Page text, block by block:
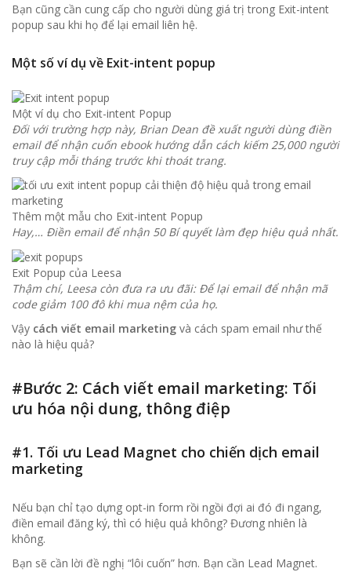
Bạn cũng cần cung cấp cho người dùng giá trị trong Exit-intent
popup sau khi họ để lại email liên hệ.
Một số ví dụ về Exit-intent popup
Một ví dụ cho Exit-intent Popup
Đối với trường hợp này, Brian Dean đề xuất người dùng điền
email để nhận cuốn ebook hướng dẫn cách kiếm 25,000 người
truy cập mỗi tháng trước khi thoát trang.
Thêm một mẫu cho Exit-intent Popup
Hay,… Điền email để nhận 50 Bí quyết làm đẹp hiệu quả nhất.
Exit Popup của Leesa
Thậm chí, Leesa còn đưa ra ưu đãi: Để lại email để nhận mã
code giảm 100 đô khi mua nệm của họ.
Vậy cách viết email marketing và cách spam email như thế
nào là hiệu quả?
#Bước 2: Cách viết email marketing: Tối
ưu hóa nội dung, thông điệp
#1. Tối ưu Lead Magnet cho chiến dịch email
marketing
Nếu bạn chỉ tạo dựng opt-in form rồi ngồi đợi ai đó đi ngang,
điền email đăng ký, thì có hiệu quả không? Đương nhiên là
không.
Bạn sẽ cần lời đề nghị “lôi cuốn” hơn. Bạn cần Lead Magnet.